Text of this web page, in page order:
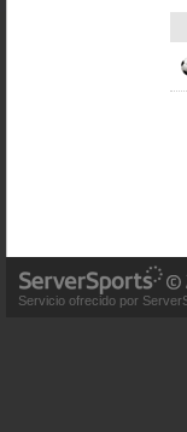
Servicio ofrecido por